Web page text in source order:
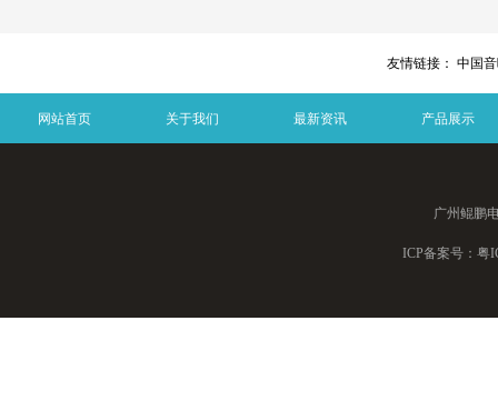
友情链接： 中国
网站首页 关于我们 最新资讯 产品展示
广州鲲鹏
ICP备案号： 粤